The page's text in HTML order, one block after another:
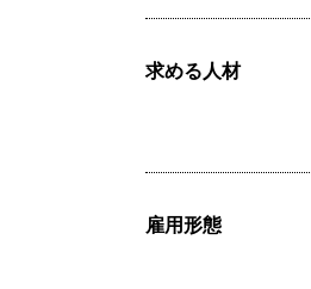
求める人材
雇用形態